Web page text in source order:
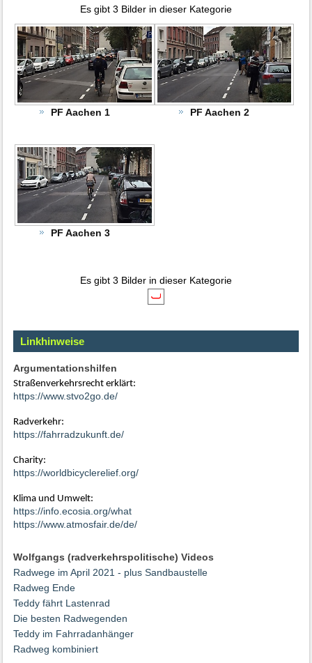
Es gibt 3 Bilder in dieser Kategorie
PF Aachen 1 PF Aachen 2
PF Aachen 3
Es gibt 3 Bilder in dieser Kategorie
Linkhinweise
Argumentationshilfen
Straßenverkehrsrecht erklärt:
https://www.stvo2go.de/
Radverkehr:
https://fahrradzukunft.de/
Charity:
https://worldbicyclerelief.org/
Klima und Umwelt:
https://info.ecosia.org/what
https://www.atmosfair.de/de/
Wolfgangs (radverkehrspolitische) Videos
Radwege im April 2021 - plus Sandbaustelle
Radweg Ende
Teddy fährt Lastenrad
Die besten Radwegenden
Teddy im Fahrradanhänger
Radweg kombiniert